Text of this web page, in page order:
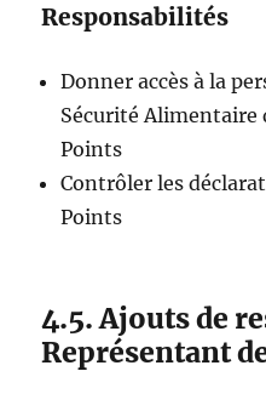
Responsabilités
Donner accès à la
Sécurité Alimentaire
Points
Contrôler les
Points
4.5. Ajouts de
Représentant